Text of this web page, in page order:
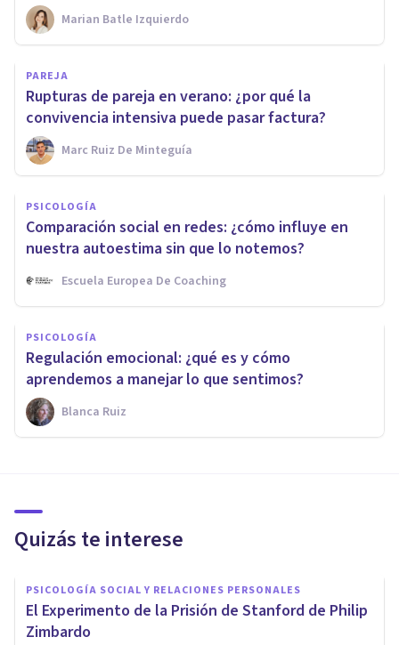
Marian Batle Izquierdo
PAREJA
Rupturas de pareja en verano: ¿por qué la
convivencia intensiva puede pasar factura?
Marc Ruiz De Minteguía
PSICOLOGÍA
Comparación social en redes: ¿cómo influye en
nuestra autoestima sin que lo notemos?
Escuela Europea De Coaching
PSICOLOGÍA
Regulación emocional: ¿qué es y cómo
aprendemos a manejar lo que sentimos?
Blanca Ruiz
Quizás te interese
PSICOLOGÍA SOCIAL Y RELACIONES PERSONALES
El Experimento de la Prisión de Stanford de Philip
Zimbardo